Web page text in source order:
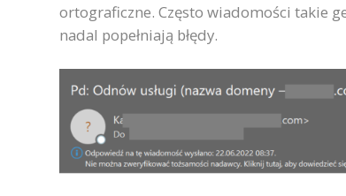
ortograficzne. Często wiadomości takie
nadal popełniają błędy.